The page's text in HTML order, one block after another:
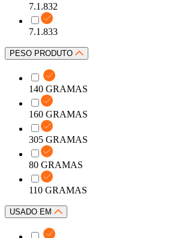
7.1.832
7.1.833
PESO PRODUTO
140 GRAMAS
160 GRAMAS
305 GRAMAS
80 GRAMAS
110 GRAMAS
USADO EM